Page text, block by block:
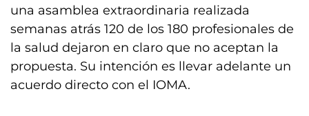
una asamblea extraordinaria realizada
semanas atrás 120 de los 180 profesionales de
la salud dejaron en claro que no aceptan la
propuesta. Su intención es llevar adelante un
acuerdo directo con el IOMA.